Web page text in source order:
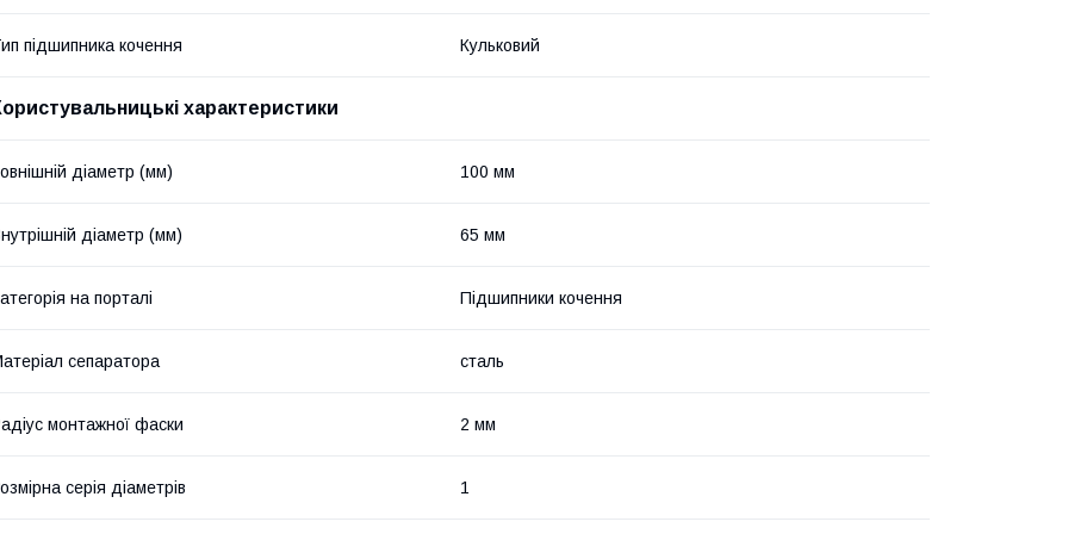
підшипника кочення Кульковий
характеристики
діаметр (мм) 100 мм
діаметр (мм) 65 мм
на порталі Підшипники кочення
сепаратора сталь
монтажної фаски 2 мм
серія діаметрів 1